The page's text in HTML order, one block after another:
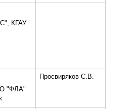
КГАУ
"ФЛА"
Просвиряков С.В.